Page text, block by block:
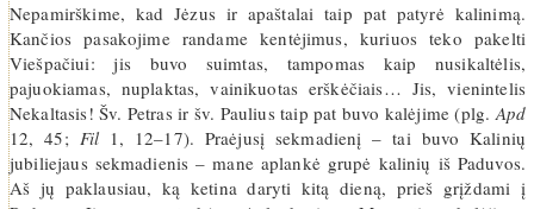
Nepamirškime, kad Jėzus ir apaštalai taip pat patyrė kalinimą.
Kančios pasakojime randame kentėjimus, kuriuos teko pakelti
Viešpačiui: jis buvo suimtas, tampomas kaip nusikaltėlis,
pajuokiamas, nuplaktas, vainikuotas erškėčiais… Jis, vienintelis
Nekaltasis! Šv. Petras ir šv. Paulius taip pat buvo kalėjime (plg.Apd
12, 45; Fil 1, 12–17). Praėjusį sekmadienį – tai buvo Kalinių
jubiliejaus sekmadienis – mane aplankė grupė kalinių iš Paduvos.
Aš jų paklausiau, ką ketina daryti kitą dieną, prieš grįždami į